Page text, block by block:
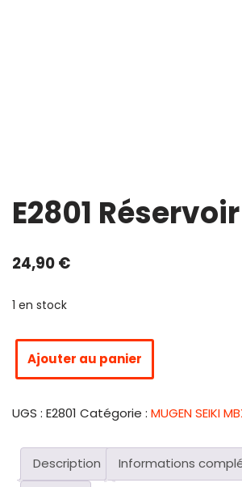
E2801
24,90€
1 en stock
Ajouter au panier
UGS : E2801 Catégorie : MUGEN SEIKI
Description
Informations